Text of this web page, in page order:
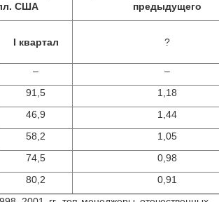
США
предыдущего
I квартал ?
–
–
91,5
1,18
46,9
1,44
58,2
1,05
74,5
0,98
80,2
0,91